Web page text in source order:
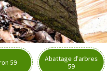
59
Abattage d'arbres
59